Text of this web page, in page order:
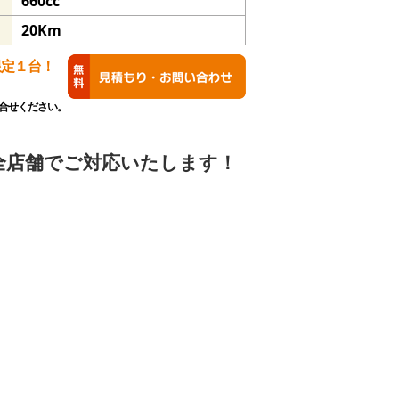
20Km
１台！
せください。
舗でご対応いたします！